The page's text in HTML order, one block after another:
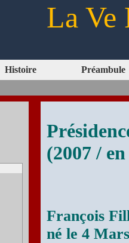
La Ve
Histoire Préambule
(2007 /
François
né le 4